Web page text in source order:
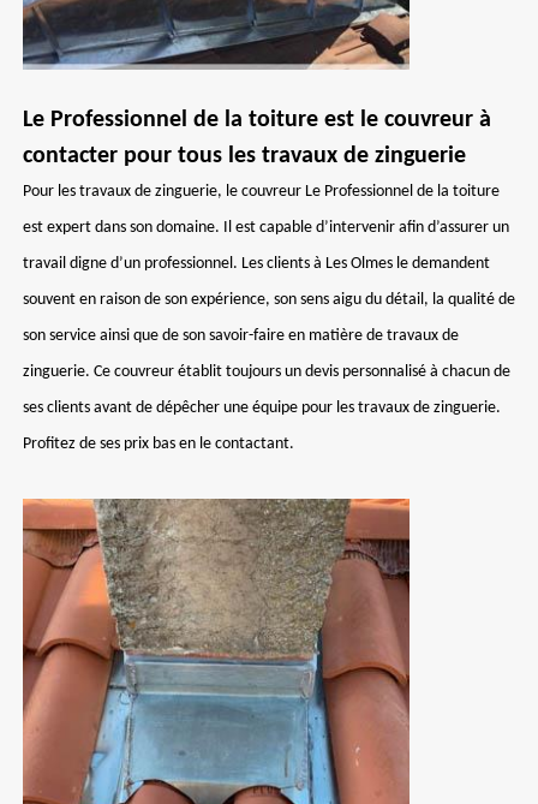
Le Professionnel de la toiture est le couvreur à
contacter pour tous les travaux de zinguerie
Pour les travaux de zinguerie, le couvreur Le Professionnel de la toiture
est expert dans son domaine. Il est capable d’intervenir afin d’assurer un
travail digne d’un professionnel. Les clients à Les Olmes le demandent
souvent en raison de son expérience, son sens aigu du détail, la qualité de
son service ainsi que de son savoir-faire en matière de travaux de
zinguerie. Ce couvreur établit toujours un devis personnalisé à chacun de
ses clients avant de dépêcher une équipe pour les travaux de zinguerie.
Profitez de ses prix bas en le contactant.